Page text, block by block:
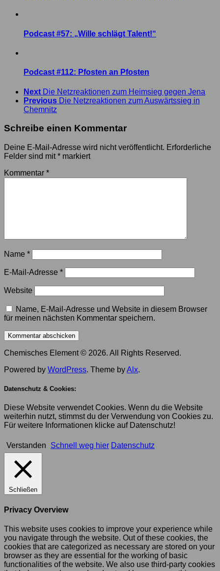
Podcast #57: „Wille schlägt Talent!“
Podcast #112: Pfosten an Pfosten
Next Die Netzreaktionen zum Heimsieg gegen Jena
Previous Die Netzreaktionen zum Auswärtssieg in
Chemnitz
Schreibe einen Kommentar
Deine E-Mail-Adresse wird nicht veröffentlicht. Erforderliche
Felder sind mit* markiert
Kommentar *
Name *
E-Mail-Adresse *
Website
Name, E-Mail-Adresse und Website in diesem Browser
für meinen nächsten Kommentar speichern.
Chemisches Element © 2026. All Rights Reserved.
Powered by WordPress. Theme byAlx.
Datenschutz & Cookies:
Diese Website verwendet Cookies. Wenn du die Website
weiterhin nutzt, stimmst du der Verwendung von Cookies zu.
Für weitere Informationen klicke auf Datenschutz!
Verstanden Schnell weg hier Datenschutz
Schließen
Privacy Overview
This website uses cookies to improve your experience while
you navigate through the website. Out of these cookies, the
cookies that are categorized as necessary are stored on your
browser as they are essential for the working of basic
functionalities of the website. We also use third-party cookies